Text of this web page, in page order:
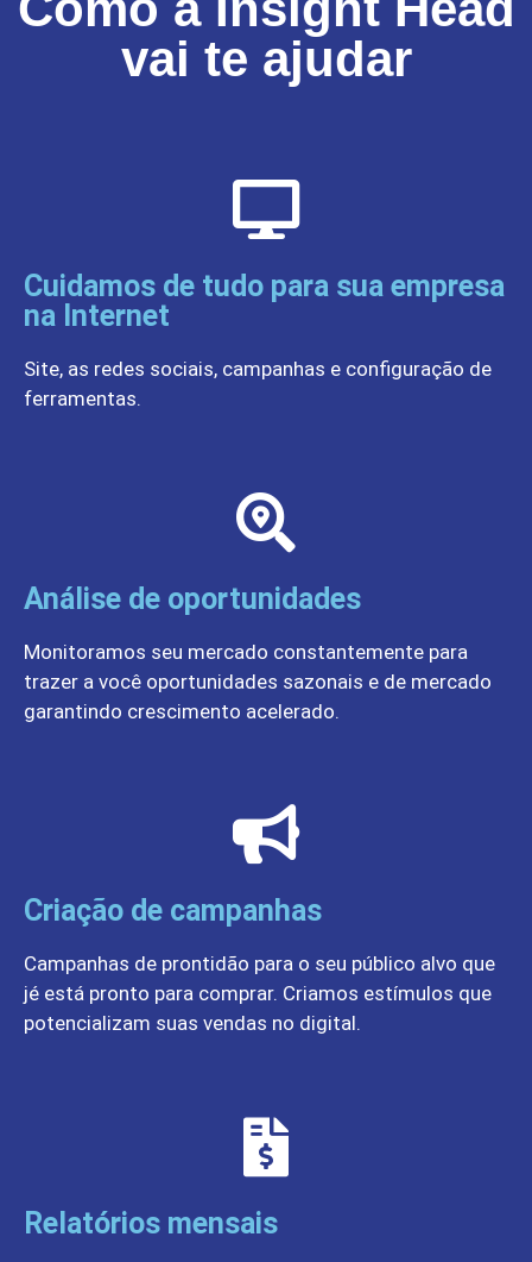
vai te ajudar
Cuidamos de tudo para sua empresa
na Internet
Site, as redes sociais, campanhas e configuração de
ferramentas.
Análise de oportunidades
Monitoramos seu mercado constantemente para
trazer a você oportunidades sazonais e de mercado
garantindo crescimento acelerado.
Criação de campanhas
Campanhas de prontidão para o seu público alvo que
jé está pronto para comprar. Criamos estímulos que
potencializam suas vendas no digital.
Relatórios mensais